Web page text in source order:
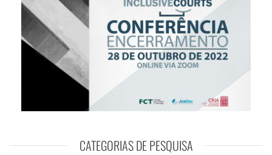
CATEGORIAS DE PESQUISA